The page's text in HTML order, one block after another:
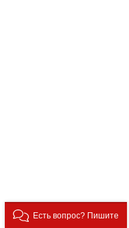
Есть вопрос? Пишите